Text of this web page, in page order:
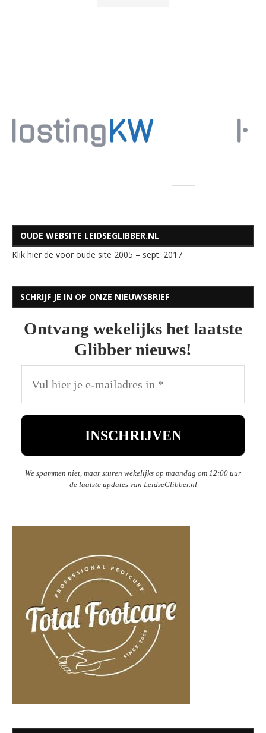
OUDE WEBSITE LEIDSEGLIBBER.NL
Klik hier de voor oude site 2005 – sept. 2017
SCHRIJF JE IN OP ONZE NIEUWSBRIEF
Ontvang wekelijks het laatste
Glibber nieuws!
We spammen niet, maar sturen wekelijks op maandag om 12:00 uur
de laatste updates van LeidseGlibber.nl